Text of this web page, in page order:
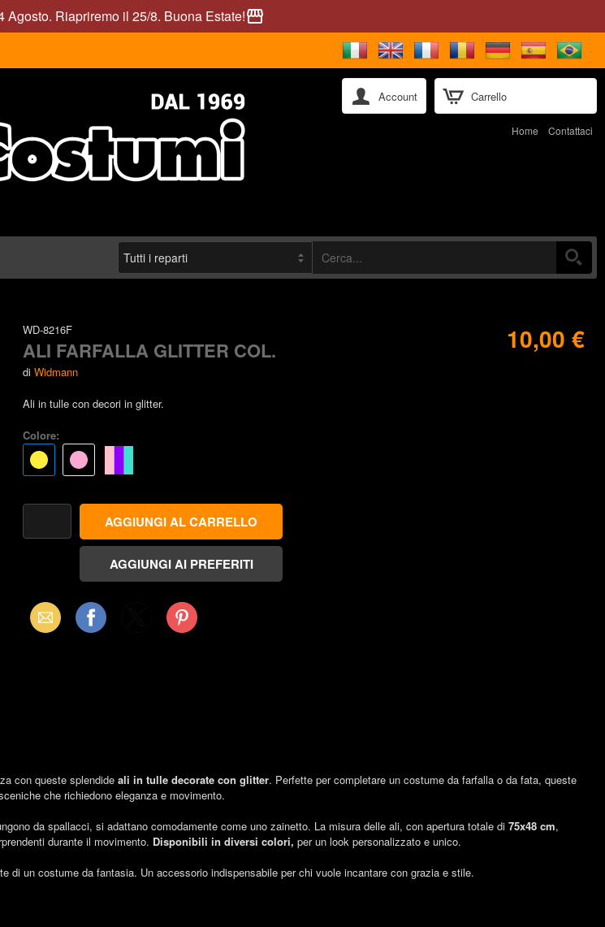
Agosto. Riapriremo il 25/8. Buona Estate!storefront
Carrello
Account
Home Contattaci
WD-8216F
ALI FARFALLA GLITTER COL.
di Widmann
Ali in tulle con decori in glitter.
Colore:
10,00 €
Email Facebook Pinterest
con queste splendide ali in tulle decorate con glitter. Perfette per completare un costume da farfalla o da fata, queste
che richiedono eleganza e movimento.
da spallacci, si adattano comodamente come uno zainetto. La misura delle ali, con apertura totale di 75x48 cm,
durante il movimento. Disponibili in diversi colori, per un look personalizzato e unico.
di un costume da fantasia. Un accessorio indispensabile per chi vuole incantare con grazia e stile.